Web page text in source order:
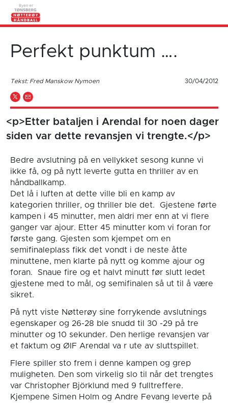
Perfekt punktum ….
Tekst: Fred Manskow Nymoen 30/04/2012
<p>Etter bataljen i Arendal for noen dager
siden var dette revansjen vi trengte. </p>
Bedre avslutning på en vellykket sesong kunne vi
ikke få, og på nytt leverte gutta en thriller av en
håndballkamp.
Det lå i luften at dette ville bli en kamp av
kategorien thriller, og thriller ble det. Gjestene førte
kampen i 45 minutter, men aldri mer enn at vi flere
ganger var ajour. Etter 45 minutter kom vi foran for
første gang. Gjesten som kjempet om en
semifinaleplass fikk det vondt i de neste åtte
minuttene, men klarte på nytt og komme ajour og
foran. Snaue fire og et halvt minutt før slutt ledet
gjestene med to mål, og semifinalen så ut til å være
sikret.
På nytt viste Nøtterøy sine forrykende avslutnings
egenskaper og 26-28 ble snudd til 30 -29 på tre
minutter og 10 sekunder. Den herlige revansjen var
et faktum og ØIF Arendal va r ute av sluttspillet.
Flere spiller sto frem i denne kampen og grep
muligheten. Den som virkelig slo til når det trengtes
var Christopher Björklund med 9 fulltreffere.
Kjempene Simen Holm og Andre Fevang leverte på